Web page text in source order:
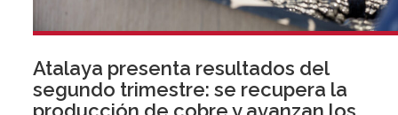
Atalaya presenta resultados del
segundo trimestre: se recupera la
producción de cobre y avanzan los